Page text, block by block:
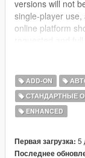
versions will not
single-player
online platform
provided and
DESCRIPTION
This is a
changes:
• Metallic door
• Side skirts
ADD-ON
СТАНДАРТНЫЕ
ENHANCED
Первая загрузка: 5
Последнее